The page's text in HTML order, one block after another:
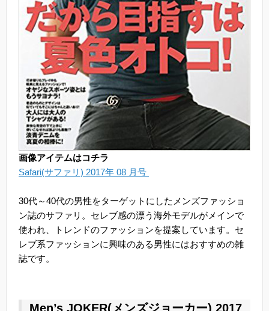
画像アイテムはコチラ
Safari(サファリ) 2017年 08 月号
30代～40代の男性をターゲットにしたメンズファッショ
ン誌のサファリ。セレブ感の漂う海外モデルがメインで
使われ、トレンドのファッションを提案しています。セ
レブ系ファッションに興味のある男性にはおすすめの雑
誌です。
Men’s JOKER(メンズジョーカー) 2017